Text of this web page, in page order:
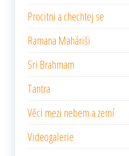
Procitni a chechtej se
Ramana Maháriši
Sri Brahmam
Tantra
Věci mezi nebem a zemí
Videogalerie